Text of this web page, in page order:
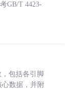
GB/T 4423-
包括各引脚
心数据，并附